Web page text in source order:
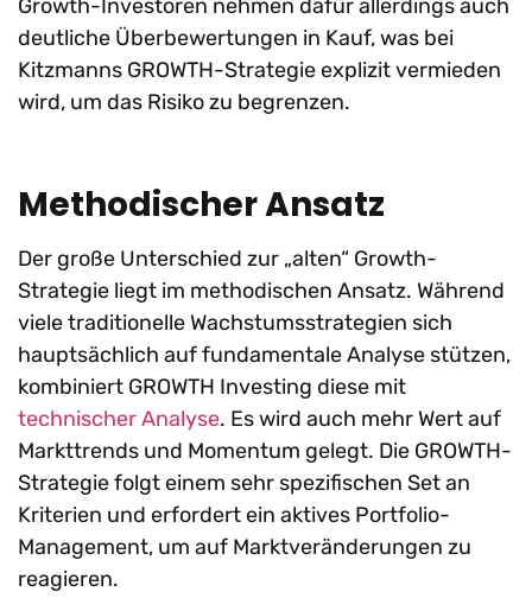
Growth-Investoren nehmen dafür allerdings auch
deutliche Überbewertungen in Kauf, was bei
Kitzmanns GROWTH-Strategie explizit vermieden
wird, um das Risiko zu begrenzen.
Methodischer Ansatz
Der große Unterschied zur „alten“ Growth-
Strategie liegt im methodischen Ansatz. Während
viele traditionelle Wachstumsstrategien sich
hauptsächlich auf fundamentale Analyse stützen,
kombiniert GROWTH Investing diese mit
technischer Analyse. Es wird auch mehr Wert auf
Markttrends und Momentum gelegt. Die GROWTH-
Strategie folgt einem sehr spezifischen Set an
Kriterien und erfordert ein aktives Portfolio-
Management, um auf Marktveränderungen zu
reagieren.